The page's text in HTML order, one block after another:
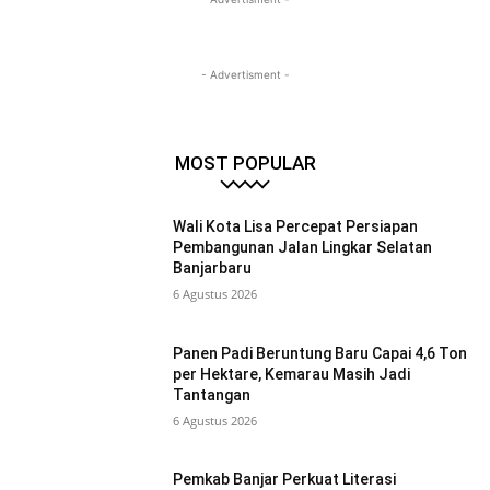
- Advertisment -
MOST POPULAR
Wali Kota Lisa Percepat Persiapan
Pembangunan Jalan Lingkar Selatan
Banjarbaru
6 Agustus 2026
Panen Padi Beruntung Baru Capai 4,6 Ton
per Hektare, Kemarau Masih Jadi
Tantangan
6 Agustus 2026
Pemkab Banjar Perkuat Literasi